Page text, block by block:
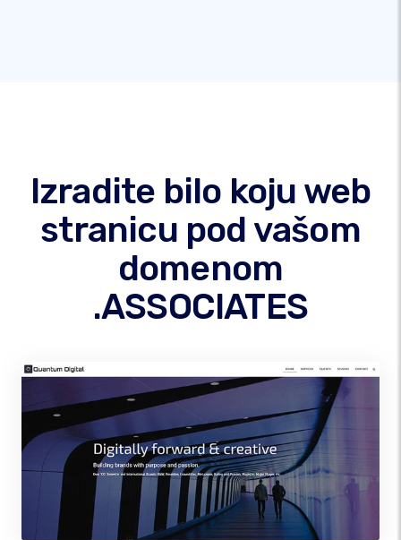
Izradite bilo koju web
stranicu pod vašom
domenom
.ASSOCIATES